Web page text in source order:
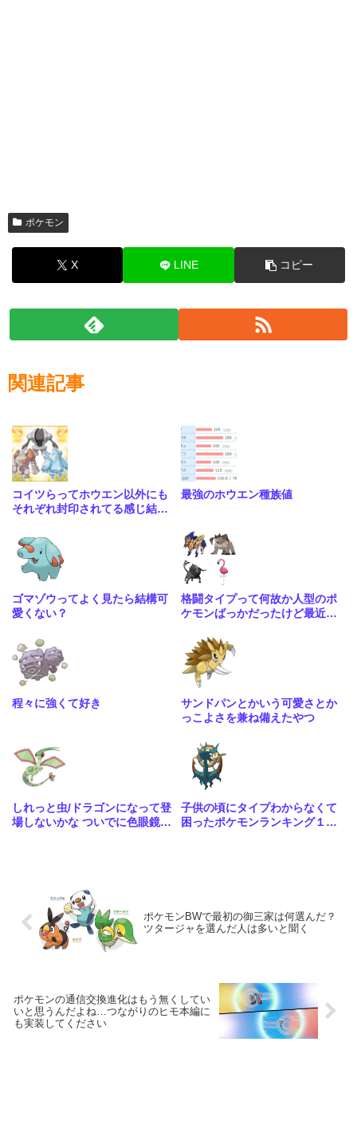
ポケモン
X LINE コピー
関連記事
コイツらってホウエン以外にも
それぞれ封印されてる感じ結構
最強のホウエン種族値
ゴマゾウってよく見たら結構可
愛くない？
格闘タイプって何故か人型のポ
ケモンばっかだったけど最近は
も増えてきたね
程々に強くて好き
サンドパンとかいう可愛さとか
っこよさを兼ね備えたやつ
しれっと虫/ドラゴンになって登
場しないかな ついでに色眼鏡辺
子供の頃にタイプわからなくて
困ったポケモンランキング１位
ポケモンBWで最初の御三家は何選んだ？
ツタージャを選んだ人は多いと聞く
ポケモンの通信交換進化はもう無くしてい
いと思うんだよね…つながりのヒモ本編に
も実装してください